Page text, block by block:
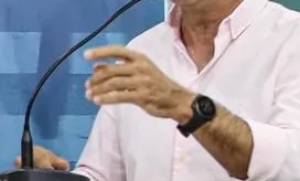
Rio Branco
Chuva
12 %
Vento 11 km/h